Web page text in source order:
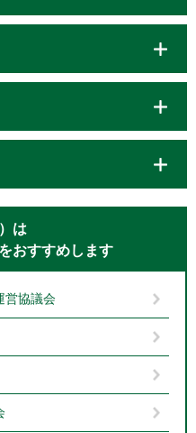
は
おすすめします
営協議会